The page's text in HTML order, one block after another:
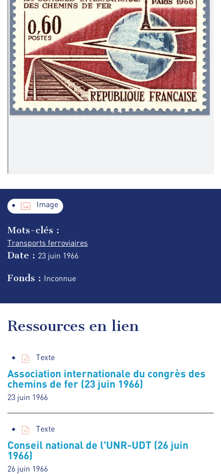
Image
Mots-clés :
Transports ferroviaires
Date : 23 juin 1966
Fonds : Inconnue
Ressources en lien
Texte
Association internationale du congrès des
chemins de fer (23 juin 1966)
23 juin 1966
Texte
Conseil national de l'UNR-UDT (26 juin
1966)
26 juin 1966